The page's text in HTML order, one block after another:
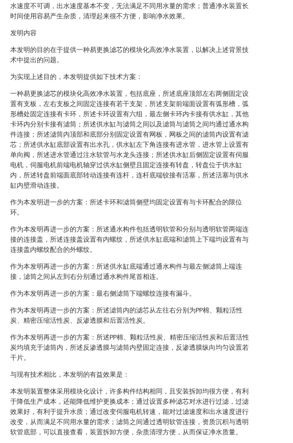
水速度不可调，出水速度基本不变，无法满足不同用水量的需求；普通净水装置长
时间使用容易产生杂质，清理起来很不方便，影响净水效果。
发明内容
本发明的目的在于提供一种易更换滤芯的模块化高效净水装置，以解决上述背景技
术中提出的问题。
为实现上述目的，本发明提供如下技术方案：
一种易更换滤芯的模块化高效净水装置，包括底座，所述底座顶部左右两侧固定设
置有支板，左右支板之间固定连接有若干支架，所述支架前端面设置有弧形槽，弧
形槽处固定连接有卡环，所述卡环设置有六组，最左侧卡环内卡接有供水缸，其他
卡环内分别卡接有滤筒；所述供水缸与滤筒之间以及滤筒与滤筒之间均通过通水构
件连接；所述滤筒内顶部和底部分别固定设置有网板，网板之间的滤筒内设置有滤
芯；所述供水缸底部设置有出水孔，供水缸左下角连接有进水管，进水管上设置有
单向阀，所述进水管通过注水软管与水龙头连接；所述供水缸后侧固定设置有伺服
电机，伺服电机前端电机轴穿过供水缸侧壁且固定连接有转盘，转盘位于供水缸
内，所述转盘前端面底部转动连接有连杆，连杆底端铰接有活塞，所述活塞与供水
缸内壁滑动连接。
作为本发明进一步的方案：所述卡环和滤筒侧壁均固定设置有与卡环配合的限位
环。
作为本发明再进一步的方案：所述通水构件包括透明软管和分别与透明软管两端连
接的连接盖，所述连接盖设置有内螺纹，所述供水缸底端和滤筒上下端均设置有与
连接盖内螺纹配合的外螺纹。
作为本发明再进一步的方案：所述供水缸底端通过通水构件与最左侧滤筒上端连
接，滤筒之间从左到右分别通过通水构件尾首相连。
作为本发明再进一步的方案：最右侧滤筒下端螺纹连接有漏斗。
作为本发明再进一步的方案：所述滤筒内的滤芯从左往右分别为PP棉、颗粒活性
炭、精密压缩活性炭、反渗透膜和后置活性炭。
作为本发明再进一步的方案：所述PP棉、颗粒活性炭、精密压缩活性炭和后置活性
炭均填充于滤筒内，所述反渗透膜与滤筒内壁固定连接，反渗透膜纵向均匀设置若
干片。
与现有技术相比，本发明的有益效果是：
本发明装置整体采用模块化设计，许多构件结构相同，且安装拆卸均很方便，有利
于降低生产成本，还能降低维护更换成本；通过设置多种滤芯对水进行过滤，过滤
效果好，有利于提升水质；通过改变伺服电机转速，能对过滤速度和出水速度进行
改变，从而满足不同用水量的需求；滤筒之间通过透明软管连接，资质沉积与透明
软管底部，可以直接查看，装置拆卸方便，杂质清理方便，从而保证净水质量。